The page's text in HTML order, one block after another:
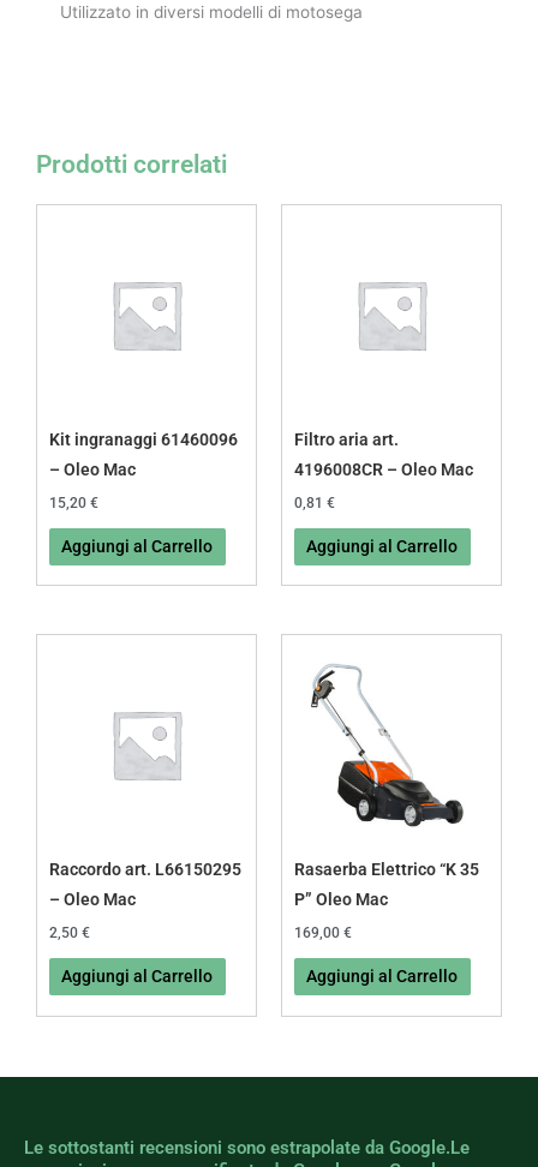
Utilizzato in diversi modelli di motosega
Prodotti correlati
Kit ingranaggi 61460096
– Oleo Mac
15,20 €
Aggiungi al Carrello
Filtro aria art.
4196008CR – Oleo Mac
0,81 €
Aggiungi al Carrello
Raccordo art. L66150295
– Oleo Mac
2,50 €
Aggiungi al Carrello
Rasaerba Elettrico “K 35
P” Oleo Mac
169,00 €
Aggiungi al Carrello
Le sottostanti recensioni sono estrapolate da Google.Le